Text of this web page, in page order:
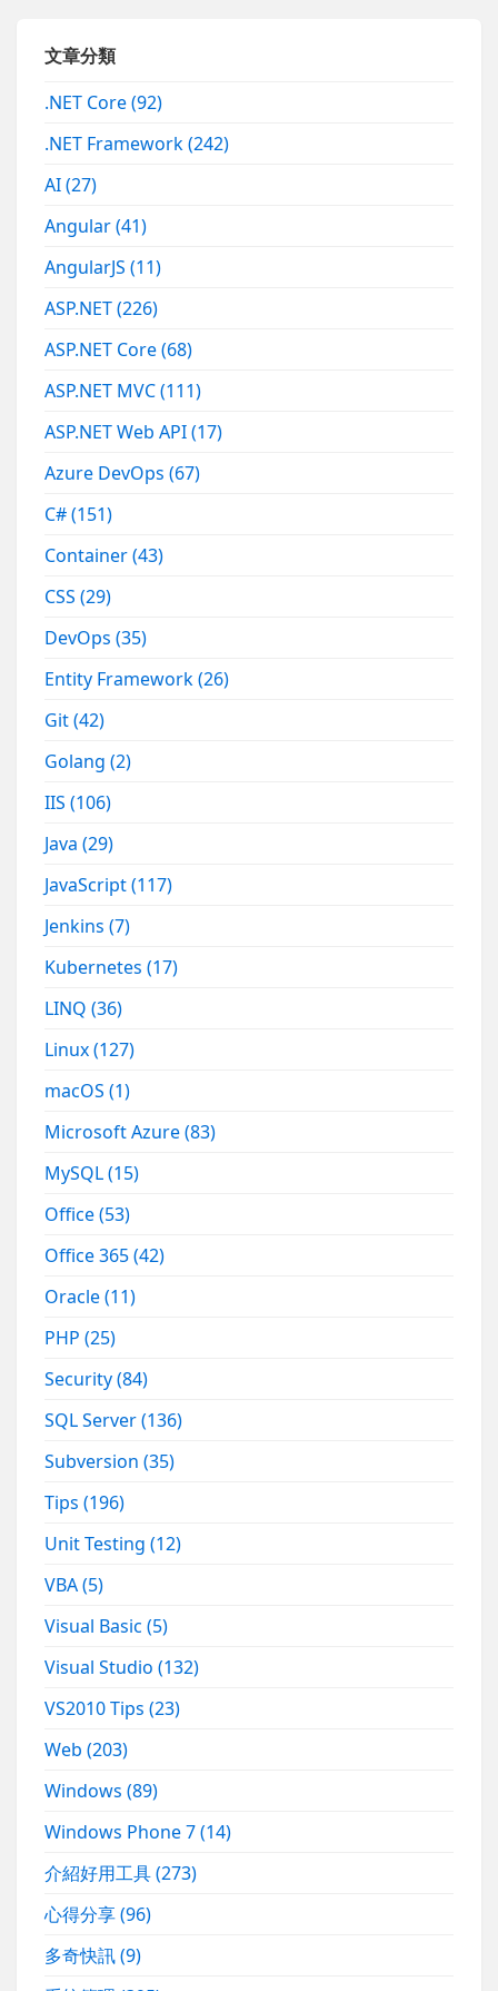
文章分類
.NET Core(92)
.NET Framework(242)
AI(27)
Angular(41)
AngularJS(11)
ASP.NET(226)
ASP.NET Core(68)
ASP.NET MVC(111)
ASP.NET Web API(17)
Azure DevOps(67)
C#(151)
Container(43)
CSS(29)
DevOps(35)
Entity Framework(26)
Git(42)
Golang(2)
IIS(106)
Java(29)
JavaScript(117)
Jenkins(7)
Kubernetes(17)
LINQ(36)
Linux(127)
macOS(1)
Microsoft Azure(83)
MySQL(15)
Office(53)
Office 365(42)
Oracle(11)
PHP(25)
Security(84)
SQL Server(136)
Subversion(35)
Tips(196)
Unit Testing(12)
VBA(5)
Visual Basic(5)
Visual Studio(132)
VS2010 Tips(23)
Web(203)
Windows(89)
Windows Phone 7(14)
介紹好用工具(273)
心得分享(96)
多奇快訊(9)